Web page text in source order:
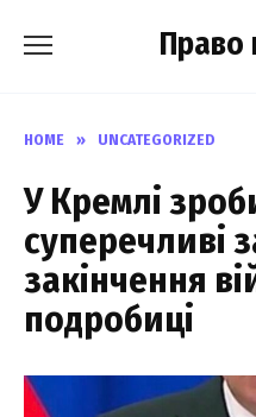
Право
HOME » UNCATEGORIZED
У Кремлі
суперечливі
закінчення
подробиці